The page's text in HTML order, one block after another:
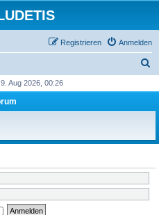
Anmelden
Registrieren
h
Aug 2026, 00:26